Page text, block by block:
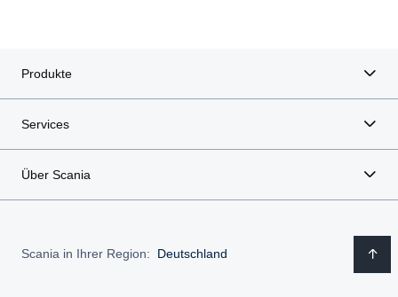
Produkte
Services
Über Scania
Scania in Ihrer Region: Deutschland